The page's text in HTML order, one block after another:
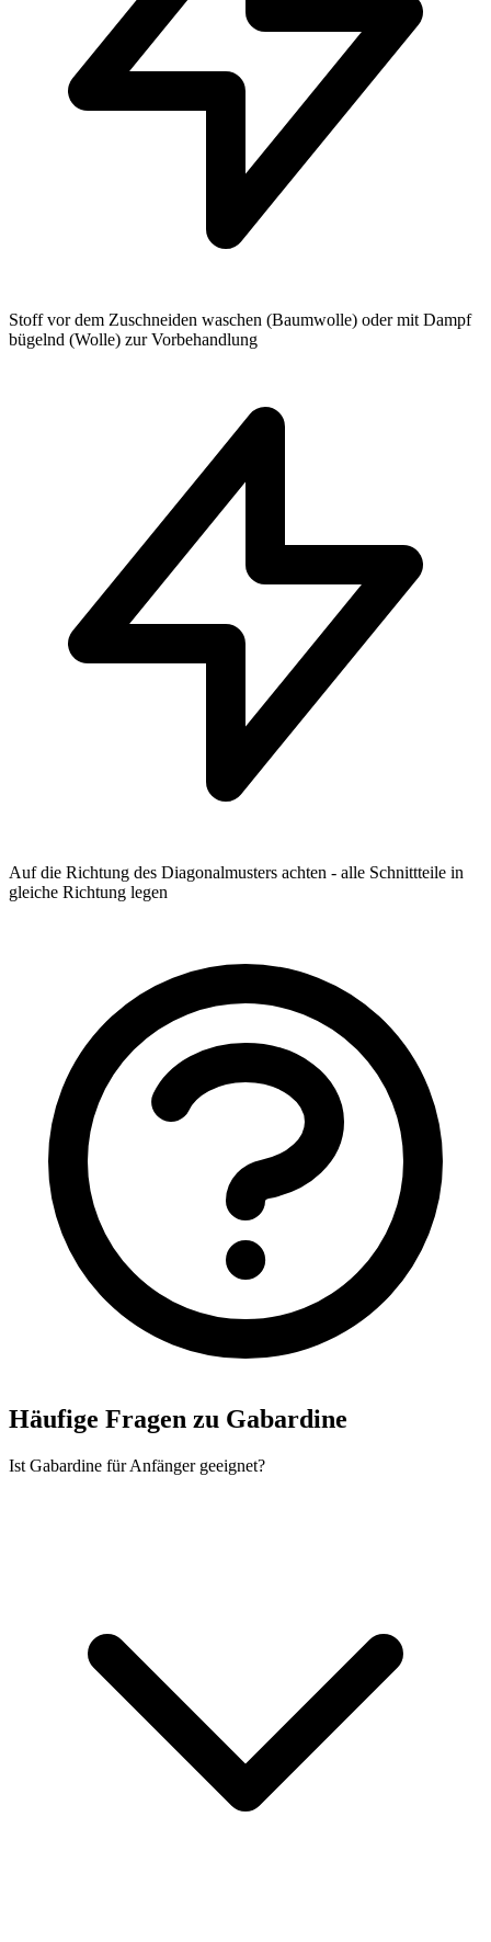
Stoff vor dem Zuschneiden waschen (Baumwolle) oder mit Dampf
bügelnd (Wolle) zur Vorbehandlung
Auf die Richtung des Diagonalmusters achten - alle Schnittteile in
gleiche Richtung legen
Häufige Fragen zu Gabardine
Ist Gabardine für Anfänger geeignet?